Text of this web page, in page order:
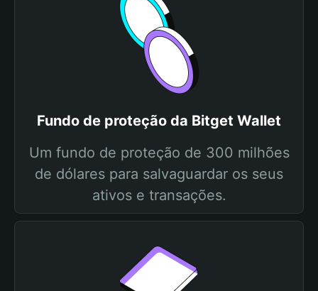
Fundo de proteção da Bitget Wallet
Um fundo de proteção de 300 milhões
de dólares para salvaguardar os seus
ativos e transações.